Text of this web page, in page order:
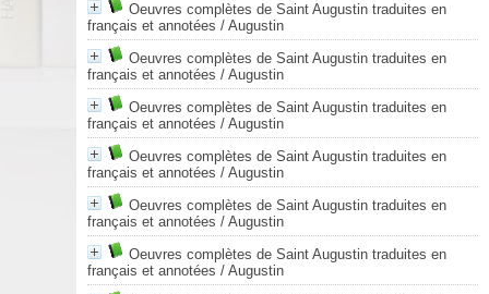
Oeuvres complètes de Saint Augustin traduites en
français et annotées / Augustin
Oeuvres complètes de Saint Augustin traduites en
français et annotées / Augustin
Oeuvres complètes de Saint Augustin traduites en
français et annotées / Augustin
Oeuvres complètes de Saint Augustin traduites en
français et annotées / Augustin
Oeuvres complètes de Saint Augustin traduites en
français et annotées / Augustin
Oeuvres complètes de Saint Augustin traduites en
français et annotées / Augustin